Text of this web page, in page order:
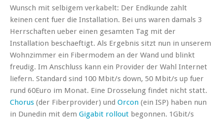
Wunsch mit selbigem verkabelt: Der Endkunde zahlt
keinen cent fuer die Installation. Bei uns waren damals 3
Herrschaften ueber einen gesamten Tag mit der
Installation beschaeftigt. Als Ergebnis sitzt nun in unserem
Wohnzimmer ein Fibermodem an der Wand und blinkt
freudig. Im Anschluss kann ein Provider der Wahl Internet
liefern. Standard sind 100 Mbit/s down, 50 Mbit/s up fuer
rund 60Euro im Monat. Eine Drosselung findet nicht statt.
Chorus (der Fiberprovider) und Orcon (ein ISP) haben nun
in Dunedin mit dem Gigabit rollout begonnen. 1Gbit/s